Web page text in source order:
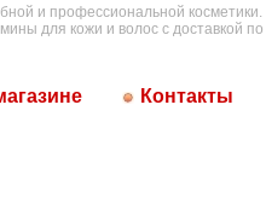
и профессиональной
для кожи и волос с доставкой по
Контакты